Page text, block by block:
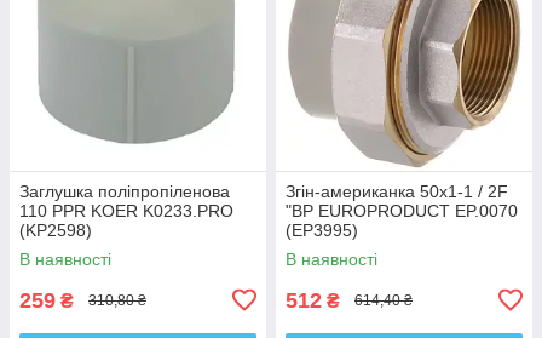
Заглушка поліпропіленова
110 PPR KOER K0233.PRO
(KP2598)
В наявності
259 ₴ 310,80 ₴
Згін-американка 50x1-1 / 2F
"ВР EUROPRODUCT EP.0070
(EP3995)
В наявності
512 ₴ 614,40 ₴